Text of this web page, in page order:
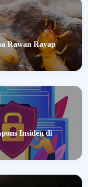
Rawan Rayap
Insiden di